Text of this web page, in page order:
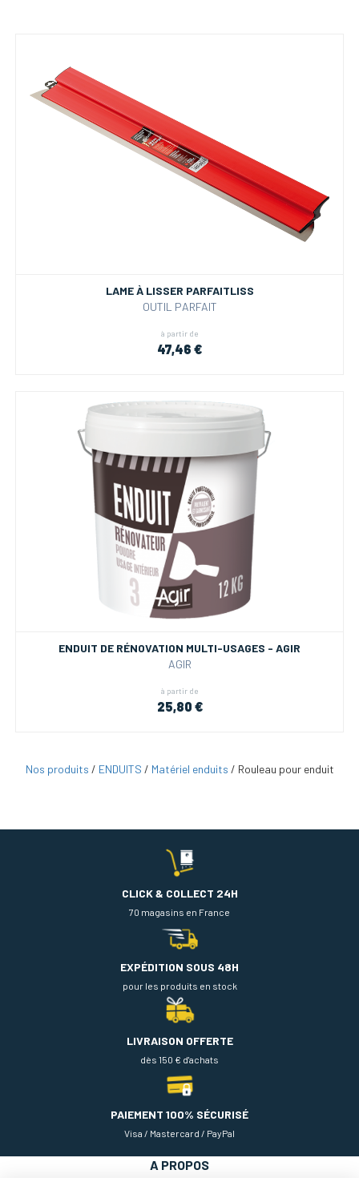
LAME À LISSER PARFAITLISS
OUTIL PARFAIT
à partir de
47,46 €
ENDUIT DE RÉNOVATION MULTI-USAGES - AGIR
AGIR
à partir de
25,80 €
Nos produits / ENDUITS / Matériel enduits / Rouleau pour enduit
CLICK & COLLECT 24H
70 magasins en France
EXPÉDITION SOUS 48H
pour les produits en stock
LIVRAISON OFFERTE
dès 150 € d'achats
PAIEMENT 100% SÉCURISÉ
Visa / Mastercard / PayPal
A PROPOS